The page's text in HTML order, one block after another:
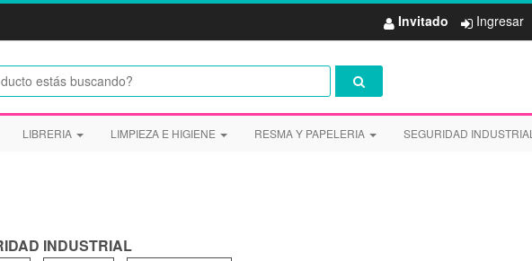
Invitado Ingresar
LIBRERIA LIMPIEZA E HIGIENE RESMA Y PAPELERIA SEGURIDAD INDUSTRIAL
INDUSTRIAL